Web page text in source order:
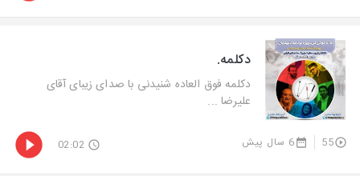
دکلمه.
دكلمه فوق العاده شنیدنی با صدای زیبای آقای
علیرضا ...
55 6 سال پیش 02:02